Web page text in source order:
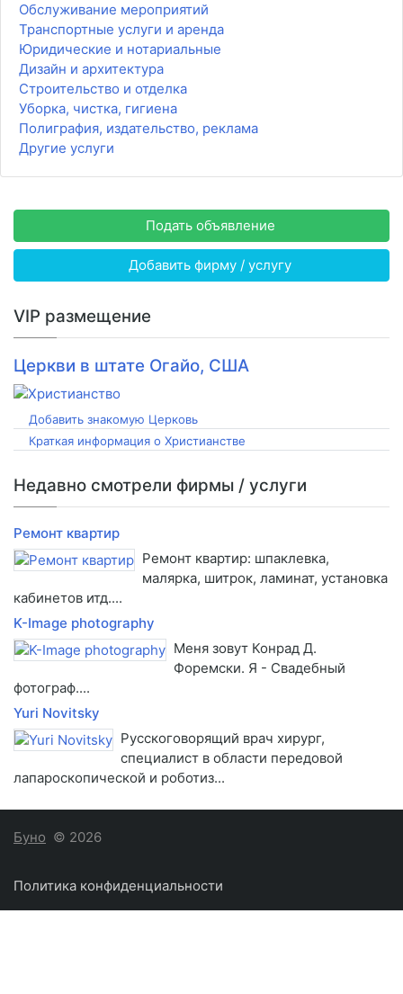
Обслуживание мероприятий
Транспортные услуги и аренда
Юридические и нотариальные
Дизайн и архитектура
Строительство и отделка
Уборка, чистка, гигиена
Полиграфия, издательство, реклама
Другие услуги
Подать объявление
Добавить фирму / услугу
VIP размещение
Церкви в штате Огайо, США
Добавить знакомую Церковь
Краткая информация о Христианстве
Недавно смотрели фирмы / услуги
Ремонт квартир
Ремонт квартир: шпаклевка,
малярка, шитрок, ламинат, установка
кабинетов итд....
K-Image photography
Меня зовут Конрад Д.
Форемски. Я - Свадебный
фотограф....
Yuri Novitsky
Русскоговорящий врач хирург,
специалист в области передовой
лапароскопической и роботиз...
Буно © 2026
Политика конфиденциальности